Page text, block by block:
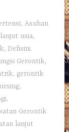
,Asuhan
usia,
,Defisini
Gerontik,
, gerontik
,
,
Gerontik
lanjut